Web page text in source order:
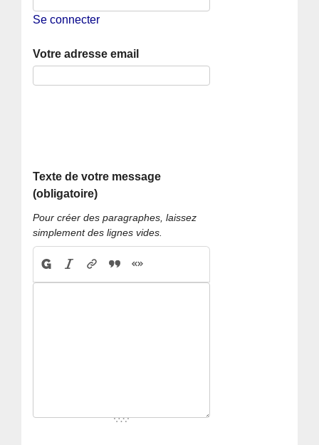
Se connecter
Votre adresse email
Texte de votre message
(obligatoire)
Pour créer des paragraphes, laissez
simplement des lignes vides.